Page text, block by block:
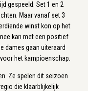
gespeeld. Set 1 en 2
Maar vanaf set 3
winst kon op het
kan met een positief
dames gaan uiteraard
het kampioenschap.
Ze spelen dit seizoen
die klaarblijkelijk